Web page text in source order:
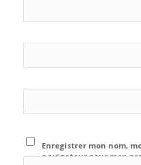
Enregistrer mon nom,
navigateur pour mon